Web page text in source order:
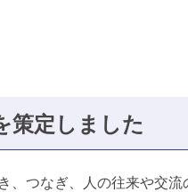
策定しました
、つなぎ、人の往来や交